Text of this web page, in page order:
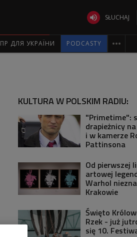
 SŁUCHAJ
ПР ДЛЯ УКРАЇНИ PODCASTY 
KULTURA W POLSKIM RADIU:
"Primetime":
drapieżnicy
i w kamerze
Pattinsona
Od pierwszej
artowej
Warhol
Krakowie
Święto
Rzek - już
się 10.